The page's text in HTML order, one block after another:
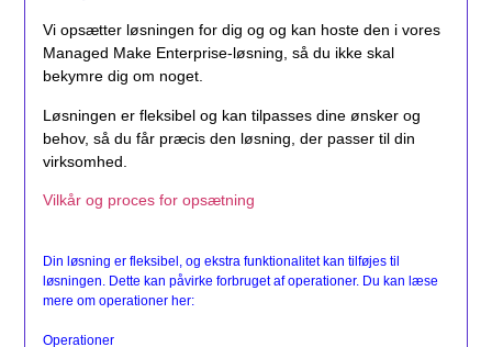
Vi opsætter løsningen for dig og og kan hoste den i vores
Managed Make Enterprise-løsning, så du ikke skal
bekymre dig om noget.
Løsningen er fleksibel og kan tilpasses dine ønsker og
behov, så du får præcis den løsning, der passer til din
virksomhed.
Vilkår og proces for opsætning
Din løsning er fleksibel, og ekstra funktionalitet kan tilføjes til
løsningen. Dette kan påvirke forbruget af operationer. Du kan læse
mere om operationer her:
Operationer